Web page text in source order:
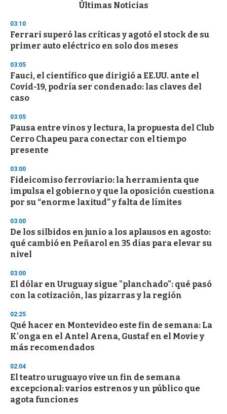
d
s
o
f
3
s
e
c
o
d
s
Últimas Noticias
03:10
Ferrari superó las críticas y agotó el stock de su
primer auto eléctrico en solo dos meses
03:05
Fauci, el científico que dirigió a EE.UU. ante el
Covid-19, podría ser condenado: las claves del
caso
03:05
Pausa entre vinos y lectura, la propuesta del Club
Cerro Chapeu para conectar con el tiempo
presente
03:00
Fideicomiso ferroviario: la herramienta que
impulsa el gobierno y que la oposición cuestiona
por su “enorme laxitud” y falta de límites
03:00
De los silbidos en junio a los aplausos en agosto:
qué cambió en Peñarol en 35 días para elevar su
nivel
03:00
El dólar en Uruguay sigue "planchado": qué pasó
con la cotización, las pizarras y la región
02:25
Qué hacer en Montevideo este fin de semana: La
K'onga en el Antel Arena, Gustaf en el Movie y
más recomendados
02:04
El teatro uruguayo vive un fin de semana
excepcional: varios estrenos y un público que
agota funciones